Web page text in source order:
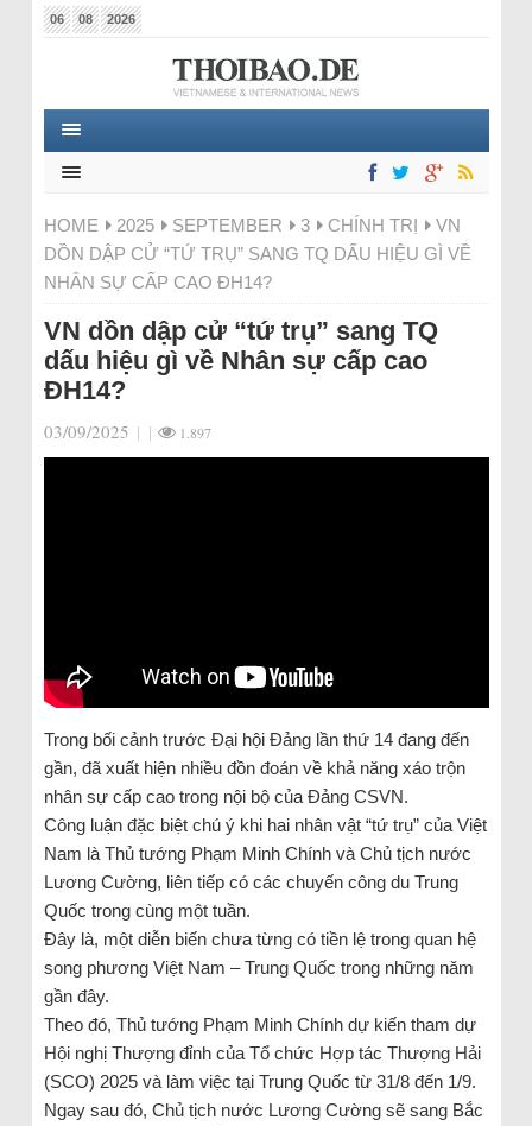
06 08 2026
HOME 2025 SEPTEMBER 3 CHÍNH TRỊ
VN
DỒN DẬP CỬ “TỨ TRỤ” SANG TQ DẤU HIỆU GÌ VỀ
NHÂN SỰ CẤP CAO ĐH14?
VN dồn dập cử “tứ trụ” sang TQ
dấu hiệu gì về Nhân sự cấp cao
ĐH14?
03/09/2025 | | 1.897
Trong bối cảnh trước Đại hội Đảng lần thứ 14 đang đến
gần, đã xuất hiện nhiều đồn đoán về khả năng xáo trộn
nhân sự cấp cao trong nội bộ của Đảng CSVN.
Công luận đặc biệt chú ý khi hai nhân vật “tứ trụ” của Việt
Nam là Thủ tướng Phạm Minh Chính và Chủ tịch nước
Lương Cường, liên tiếp có các chuyến công du Trung
Quốc trong cùng một tuần.
Đây là, một diễn biến chưa từng có tiền lệ trong quan hệ
song phương Việt Nam – Trung Quốc trong những năm
gần đây.
Theo đó, Thủ tướng Phạm Minh Chính dự kiến tham dự
Hội nghị Thượng đỉnh của Tổ chức Hợp tác Thượng Hải
(SCO) 2025 và làm việc tại Trung Quốc từ 31/8 đến 1/9.
Ngay sau đó, Chủ tịch nước Lương Cường sẽ sang Bắc